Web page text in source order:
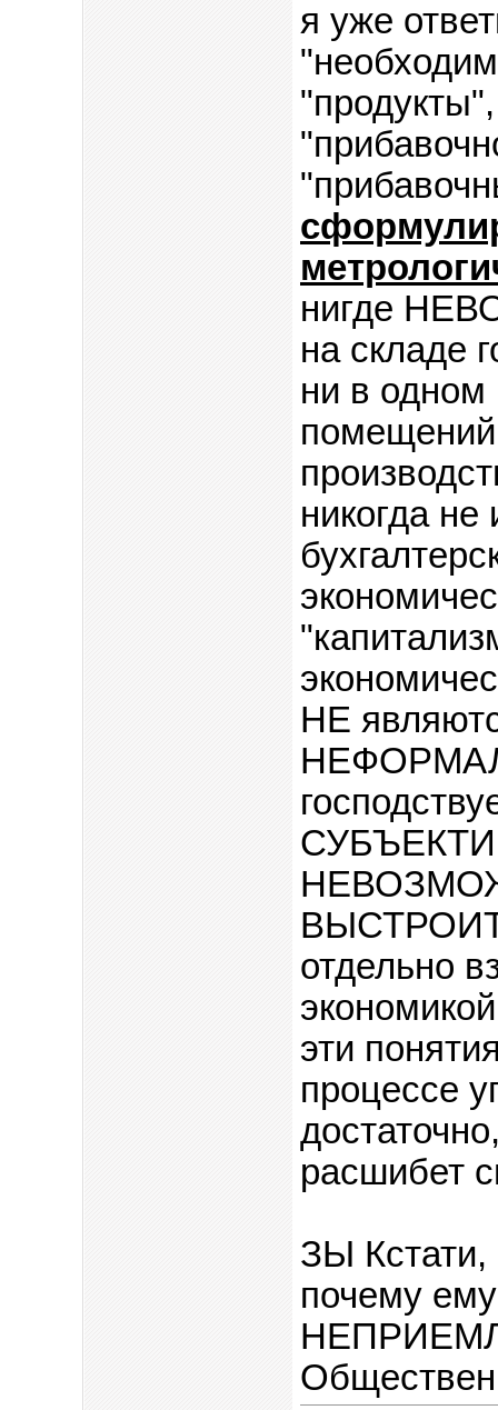
я уже
нигде
на складе
ни в одном
никогда не
НЕ
отдельно
эти
процессе
расшибет
ЗЫ
почему